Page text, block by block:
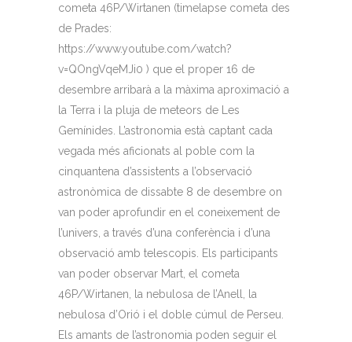
cometa 46P/Wirtanen (timelapse cometa des
de Prades:
https://www.youtube.com/watch?
v=QOngVqeMJi0 ) que el proper 16 de
desembre arribarà a la màxima aproximació a
la Terra i la pluja de meteors de Les
Gemínides. L’astronomia està captant cada
vegada més aficionats al poble com la
cinquantena d’assistents a l’observació
astronòmica de dissabte 8 de desembre on
van poder aprofundir en el coneixement de
l’univers, a través d’una conferència i d’una
observació amb telescopis. Els participants
van poder observar Mart, el cometa
46P/Wirtanen, la nebulosa de l’Anell, la
nebulosa d’Orió i el doble cúmul de Perseu.
Els amants de l’astronomia poden seguir el